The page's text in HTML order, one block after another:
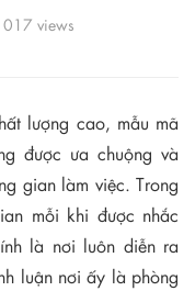
views
lượng cao, mẫu mã
được ưa chuộng và
gian làm việc. Trong
mỗi khi được nhắc
là nơi luôn diễn ra
luận nơi ấy là phòng